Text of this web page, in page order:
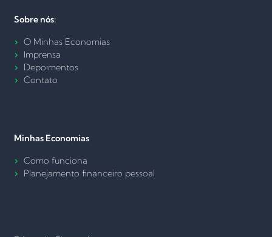
Sobre nós:
O Minhas Economias
Imprensa
Depoimentos
Contato
Minhas Economias
Como funciona
Planejamento financeiro pessoal